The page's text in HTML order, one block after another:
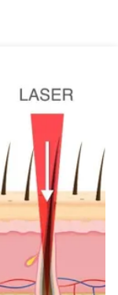
840個のLED全身赤外線デバイス、睡眠を促進する赤色光療法ベッド、スタンド付き
肌の若返り むくみを除去 1927nm ツーリウム断片レーザーマシン